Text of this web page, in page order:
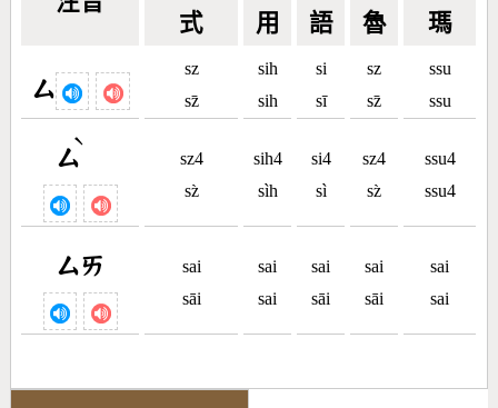
式 用 語 魯 瑪
ㄙ
sz
sz̄
sih
sih
si
sī
sz
sz̄
ssu
ssu
ㄙ
ˋ
sz4
sz̀
sih4
sìh
si4
sì
sz4
sz̀
ssu4
ssu4
ㄙㄞ
sai
sāi
sai
sai
sai
sāi
sai
sāi
sai
sai